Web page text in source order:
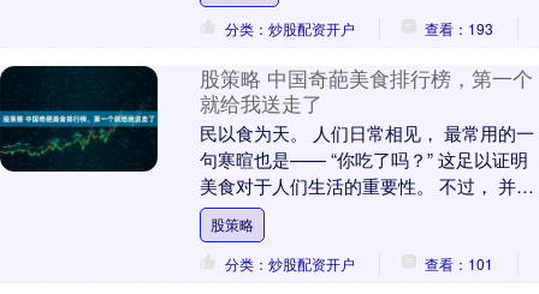
分类：炒股配资开户
查看：193
股策略 中国奇葩美食排行榜，第一个
就给我送走了
民以食为天。 人们日常相见， 最常用的一
句寒暄也是—— “你吃了吗？” 这足以证明
美食对于人们生活的重要性。 不过， 并不
是每种美食都符合大众的口味。 许多画
风....
股策略
分类：炒股配资开户
查看：101